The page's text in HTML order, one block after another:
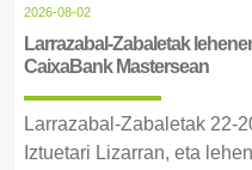
2026-08-02
Larrazabal-Zabaletak
CaixaBank Mastersean
Larrazabal-Zabaletak 22-
Iztuetari Lizarran, eta